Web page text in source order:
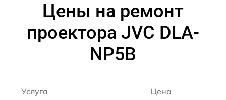
Цены на ремонт
проектора JVC DLA-
NP5B
Услуга Цена